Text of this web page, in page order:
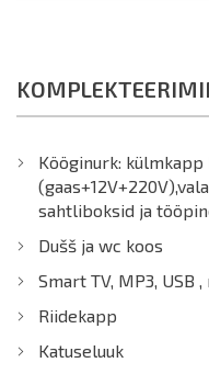
Kööginurk: külmkapp
sahtliboksid ja
Dušš ja wc koos
Smart TV, MP3, USB ,
Riidekapp
Katuseluuk